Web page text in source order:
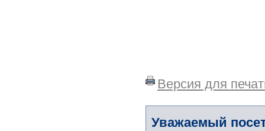
Версия для
Уважаемый